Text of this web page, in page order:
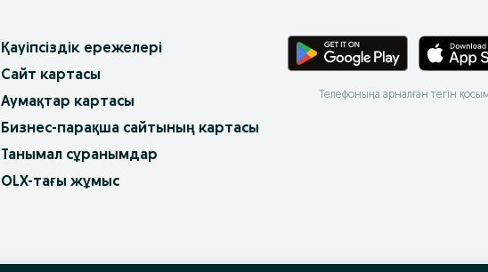
Қауіпсіздік ережелері
Сайт картасы
Аумақтар картасы
Бизнес-парақша сайтының картасы
Танымал сұранымдар
OLX-тағы жұмыс
Телефоныңа арналған тегін